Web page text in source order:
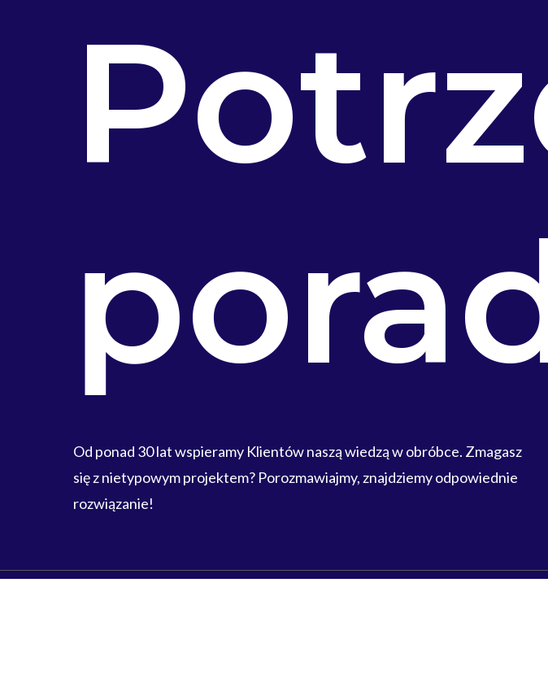
Od ponad 30 lat wspieramy Klientów naszą wiedzą w obróbce. Zmagasz
się z nietypowym projektem? Porozmawiajmy, znajdziemy odpowiednie
rozwiązanie!